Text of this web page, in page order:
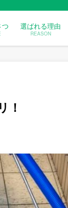
選ばれる理由
REASON
！